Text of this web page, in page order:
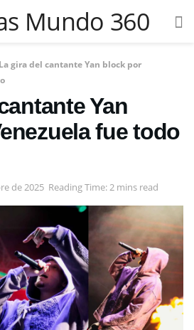
La gira del cantante Yan block por
Yan
fue todo
de 2025 Reading Time: 2 mins read